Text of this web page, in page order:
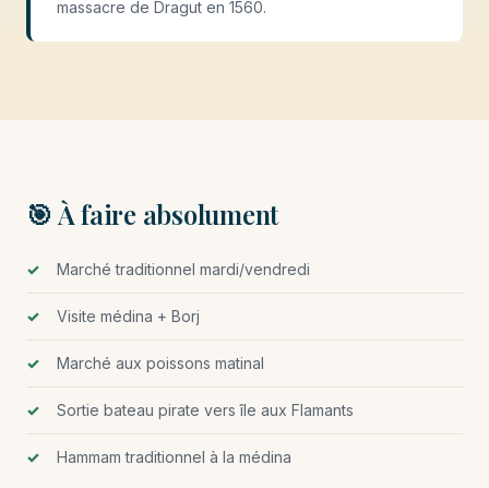
massacre de Dragut en 1560.
🎯 À faire absolument
Marché traditionnel mardi/vendredi
Visite médina + Borj
Marché aux poissons matinal
Sortie bateau pirate vers île aux Flamants
Hammam traditionnel à la médina